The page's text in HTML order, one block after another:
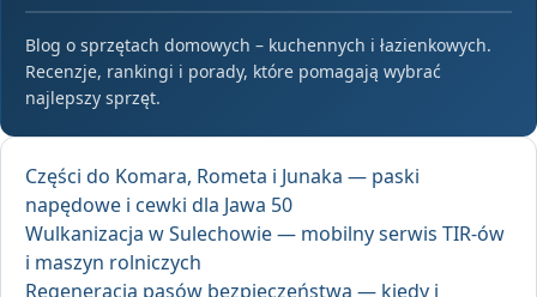
Blog o sprzętach domowych – kuchennych i łazienkowych.
Recenzje, rankingi i porady, które pomagają wybrać
najlepszy sprzęt.
Części do Komara, Rometa i Junaka — paski
napędowe i cewki dla Jawa 50
Wulkanizacja w Sulechowie — mobilny serwis TIR-ów
i maszyn rolniczych
Regeneracja pasów bezpieczeństwa — kiedy i